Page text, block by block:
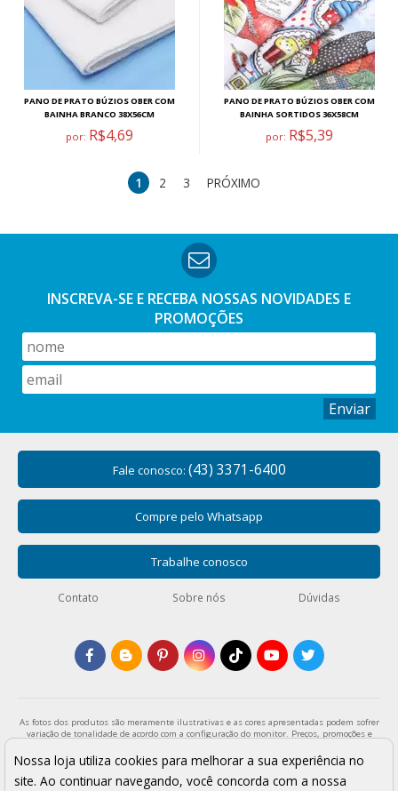
PANO DE PRATO BÚZIOS OBER COM
BAINHA BRANCO 38X56CM
por: R$4,69
PANO DE PRATO BÚZIOS OBER COM
BAINHA SORTIDOS 36X58CM
por: R$5,39
1 2 3 PRÓXIMO
INSCREVA-SE E RECEBA NOSSAS NOVIDADES E
PROMOÇÕES
Enviar
Fale conosco: (43) 3371-6400
Compre pelo Whatsapp
Trabalhe conosco
Contato Sobre nós Dúvidas
As fotos dos produtos são meramente ilustrativas e as cores apresentadas podem sofrer
variação de tonalidade de acordo com a configuração do monitor. Preços, promoções e
enquanto durar o estoque. Os preços apresentados são válidos para pagamentos a vista
e podem sofrer alterações sem aviso prévio. Vendas sujeitas a análise e confirmação de
dados.
Nossa loja utiliza cookies para melhorar a sua experiência no
site. Ao continuar navegando, você concorda com a nossa